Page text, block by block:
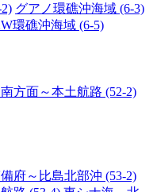
グアノ環礁沖海域 (6-3)
環礁沖海域 (6-5)
方面～本土航路 (52-2)
府～比島北部沖 (53-2)